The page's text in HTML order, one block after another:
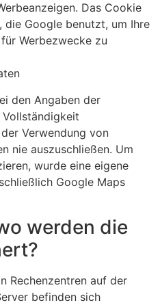
Das Cookie
Google benutzt, um Ihre
Werbezwecke zu
den Angaben der
Verwendung von
nie auszuschließen. Um
wurde eine eigene
Google Maps
werden die
Rechenzentren auf der
befinden sich